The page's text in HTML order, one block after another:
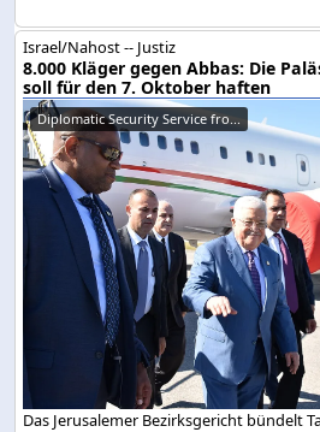
Israel/Nahost -- Justiz
8.000 Kläger gegen Abbas: Die
soll für den 7. Oktober haften
Diplomatic Security Service fro...
Das Jerusalemer Bezirksgericht bündelt